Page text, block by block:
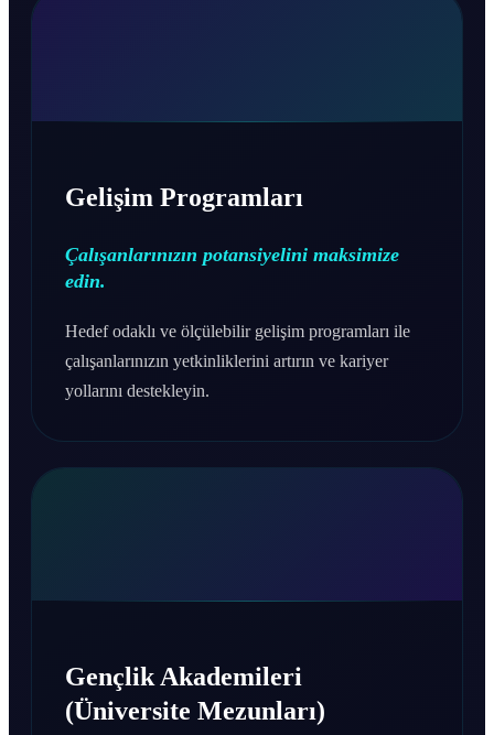
Gelişim Programları
Çalışanlarınızın potansiyelini maksimize
edin.
Hedef odaklı ve ölçülebilir gelişim programları ile
çalışanlarınızın yetkinliklerini artırın ve kariyer
yollarını destekleyin.
Gençlik Akademileri
(Üniversite Mezunları)